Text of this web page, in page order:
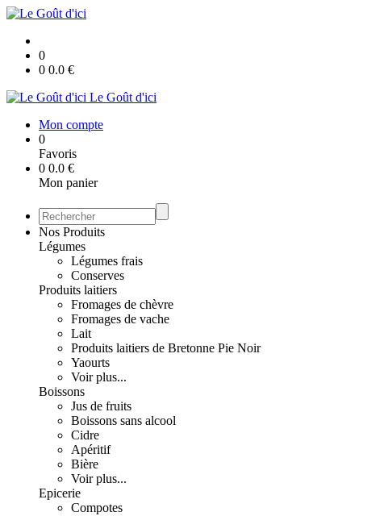
0
0 0.0 €
Le Goût d'ici
Mon compte
0
Favoris
0 0.0 €
Mon panier
Nos Produits
Légumes
Légumes frais
Conserves
Produits laitiers
Fromages de chèvre
Fromages de vache
Lait
Produits laitiers de Bretonne Pie Noir
Yaourts
Voir plus...
Boissons
Jus de fruits
Boissons sans alcool
Cidre
Apéritif
Bière
Voir plus...
Epicerie
Compotes